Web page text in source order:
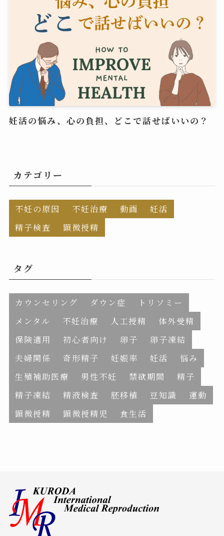
妊活の悩み、心の負担、どこで話せばいいの？
カテゴリー
不妊の原因 不妊治療 動画
妊活
精子検査
顕微授精
タグ
カウンセリング ダウン症
トリソミー
メンタル
不妊治療 人工授精
体外受精
保険適用
初心者向け 卵子
卵子凍結
夫婦関係
奇形精子 妊娠率 妊活
悩み
生殖補助医療
男性不妊 禁欲期間
精子
精子凍結
精液検査 胚移植 豆知識
運動
顕微授精
顕微授精児 食生活